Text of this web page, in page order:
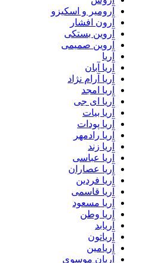
آرومیر و اسکیزو
آرون افشار
آروین بستکی
آروین صمیمی
آریا
آریا آبان
آریا آرام نژاد
آریا امجد
آریا ای جی
آریا بیات
آریا پودات
آریا رادمهر
آریا زند
آریا عباسی
آریا عصاران
آریا فردین
آریا قاسمی
آریا مسعود
آریا وطن
آریابد
آریاتون
آریامین
آریان موسوی